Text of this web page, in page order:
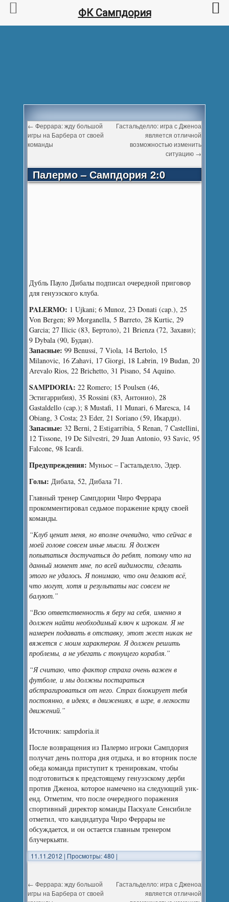
← Феррара: жду большой
игры на Барбера от своей
команды
Гастальделло: игра с Дженоа
является отличной
возможностью изменить
ситуацию →
Палермо – Сампдория 2:0
Дубль Пауло Дибалы подписал очередной приговор
для генуэзского клуба.
PALERMO: 1 Ujkani; 6 Munoz, 23 Donati (cap.), 25
Von Bergen; 89 Morganella, 5 Barreto, 28 Kurtic, 29
Garcia; 27 Ilicic (83, Бертоло), 21 Brienza (72, Захави);
9 Dybala (90, Будан).
Запасные: 99 Benussi, 7 Viola, 14 Bertolo, 15
Milanovic, 16 Zahavi, 17 Giorgi, 18 Labrin, 19 Budan, 20
Arevalo Rios, 22 Brichetto, 31 Pisano, 54 Aquino.
SAMPDORIA: 22 Romero; 15 Poulsen (46,
Эстигаррибия), 35 Rossini (83, Антонио), 28
Gastaldello (cap.); 8 Mustafi, 11 Munari, 6 Maresca, 14
Obiang, 3 Costa; 23 Eder, 21 Soriano (59, Икарди).
Запасные: 32 Berni, 2 Estigarribia, 5 Renan, 7 Castellini,
12 Tissone, 19 De Silvestri, 29 Juan Antonio, 93 Savic, 95
Falcone, 98 Icardi.
Предупреждения: Муньос – Гастальделло, Эдер.
Голы: Дибала, 52, Дибала 71.
Главный тренер Сампдории Чиро Феррара
прокомментировал седьмое поражение кряду своей
команды.
“Клуб ценит меня, но вполне очевидно, что сейчас в
моей голове совсем иные мысли. Я должен
попытаться достучаться до ребят, потому что на
данный момент мне, по всей видимости, сделать
этого не удалось. Я понимаю, что они делают всё,
что могут, хотя и результаты нас совсем не
балуют.”
“Всю ответственность я беру на себя, именно я
должен найти необходимый ключ к игрокам. Я не
намерен подавать в отставку, этот жест никак не
вяжется с моим характером. Я должен решить
проблемы, а не убегать с тонущего корабля.”
“Я считаю, что фактор страха очень важен в
футболе, и мы должны постараться
абстрагироваться от него. Страх блокирует тебя
постоянно, в идеях, в движениях, в игре, в легкости
движений.”
Источник: sampdoria.it
После возвращения из Палермо игроки Сампдория
получат день полтора дня отдыха, и во вторник после
обеда команда приступит к тренировкам, чтобы
подготовиться к предстоящему генуэзскому дерби
против Дженоа, которое намечено на следующий уик-
енд. Отметим, что после очередного поражения
спортивный директор команды Паскуале Сенсибиле
отметил, что кандидатура Чиро Феррары не
обсуждается, и он остается главным тренером
блучеркьяти.
11.11.2012 | Просмотры: 480 |
← Феррара: жду большой
игры на Барбера от своей
Гастальделло: игра с Дженоа
является отличной
ФК Сампдория